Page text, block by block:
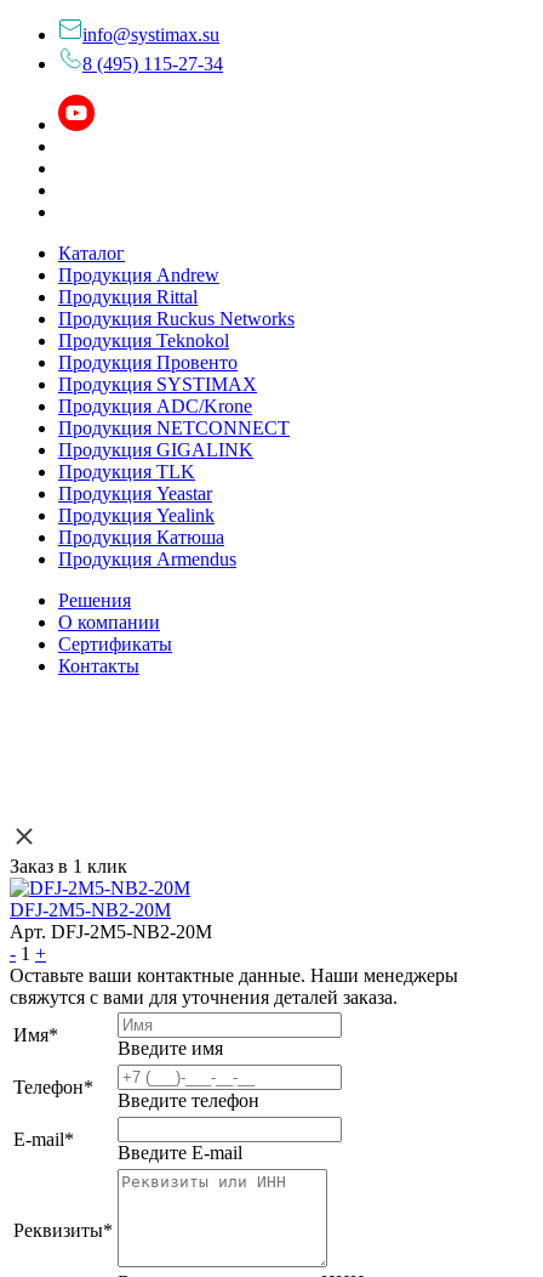
info@systimax.su
8 (495) 115-27-34
Каталог
Продукция Andrew
Продукция Rittal
Продукция Ruckus Networks
Продукция Teknokol
Продукция Провенто
Продукция SYSTIMAX
Продукция ADC/Krone
Продукция NETCONNECT
Продукция GIGALINK
Продукция TLK
Продукция Yeastar
Продукция Yealink
Продукция Катюша
Продукция Armendus
Решения
О компании
Сертификаты
Контакты
Заказ в 1 клик
DFJ-2M5-NB2-20M
Арт. DFJ-2M5-NB2-20M
- 1 +
Оставьте ваши контактные данные. Наши менеджеры
свяжутся с вами для уточнения деталей заказа.
Имя*
Введите имя
Телефон*
Введите телефон
E-mail*
Введите E-mail
Реквизиты*